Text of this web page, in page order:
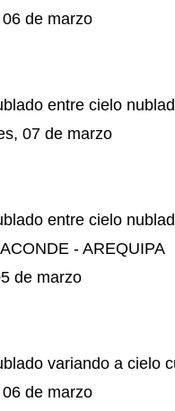
de marzo
entre cielo
07 de marzo
entre cielo
- AREQUIPA
de marzo
variando a cielo
de marzo